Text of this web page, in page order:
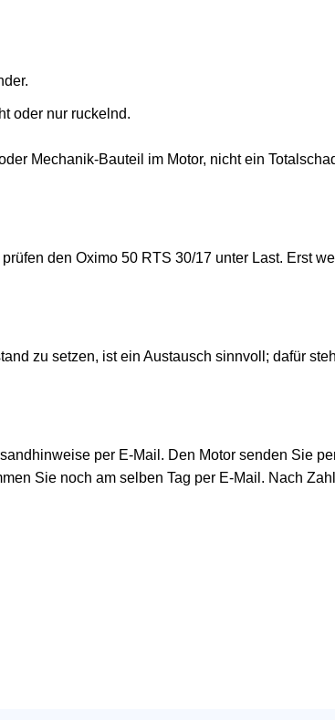
oder nur ruckelnd.
Mechanik-Bauteil im Motor, nicht ein
den Oximo 50 RTS 30/17 unter Last. Erst
zu setzen, ist ein Austausch sinnvoll; dafür
per E-Mail. Den Motor senden Sie
Sie noch am selben Tag per E-Mail. Nach